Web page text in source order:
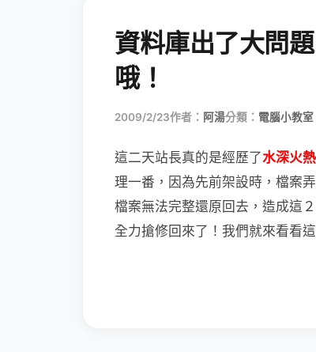
資料庫出了大問
哦！
2009/2/23作者： 阿湯分類： 電腦小教室
這二天站長真的是經歷了水深火熱
理一番，因為先前架設時，檔案
檔案無法完整還原回去，造成這
全力搶修回來了！我們就來看看